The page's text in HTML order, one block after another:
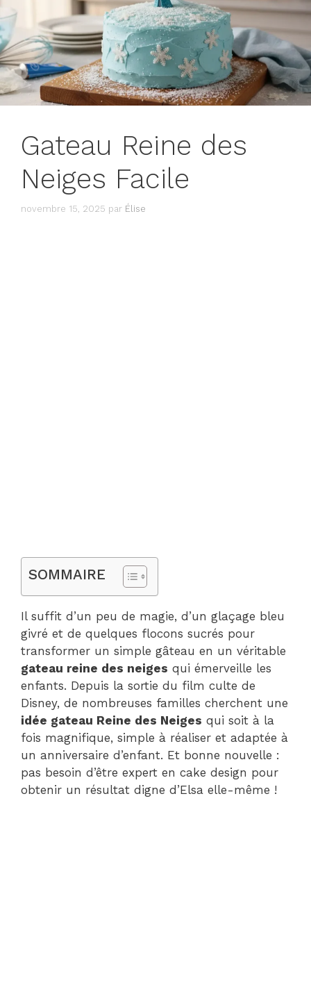
Gateau Reine des
Neiges Facile
novembre 15, 2025 par Élise
SOMMAIRE
Il suffit d’un peu de magie, d’un glaçage bleu
givré et de quelques flocons sucrés pour
transformer un simple gâteau en un véritable
gateau reine des neiges qui émerveille les
enfants. Depuis la sortie du film culte de
Disney, de nombreuses familles cherchent une
idée gateau Reine des Neiges qui soit à la
fois magnifique, simple à réaliser et adaptée à
un anniversaire d’enfant. Et bonne nouvelle :
pas besoin d’être expert en cake design pour
obtenir un résultat digne d’Elsa elle-même !